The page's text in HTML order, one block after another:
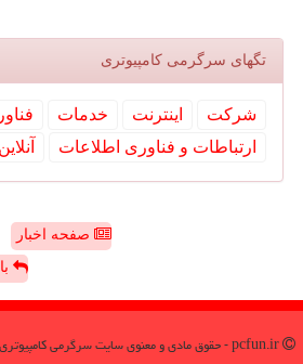
تگهای سرگرمی كامپیوتری
شركت اینترنت خدمات
ارتباطات و فناوری اطلاعات
آنلاین
صفحه اخبار